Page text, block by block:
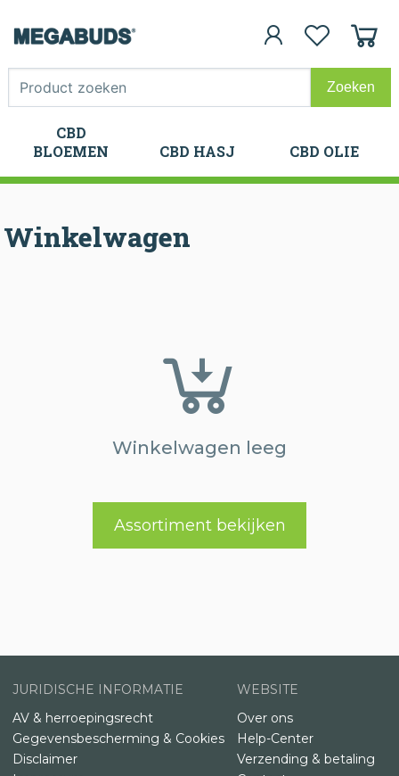
CBD
BLOEMEN
CBD HASJ CBD OLIE
CBD
BLOEMEN
CBD HASJ CBD OLIE
Winkelwagen
Winkelwagen leeg
Assortiment bekijken
JURIDISCHE INFORMATIE
AV & herroepingsrecht
Gegevensbescherming & Cookies
Disclaimer
WEBSITE
Over ons
Help-Center
Verzending & betaling